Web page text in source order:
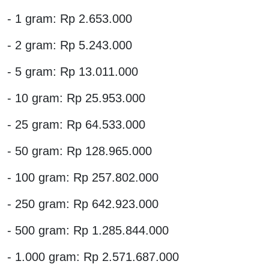
- 1 gram: Rp 2.653.000
- 2 gram: Rp 5.243.000
- 5 gram: Rp 13.011.000
- 10 gram: Rp 25.953.000
- 25 gram: Rp 64.533.000
- 50 gram: Rp 128.965.000
- 100 gram: Rp 257.802.000
- 250 gram: Rp 642.923.000
- 500 gram: Rp 1.285.844.000
- 1.000 gram: Rp 2.571.687.000